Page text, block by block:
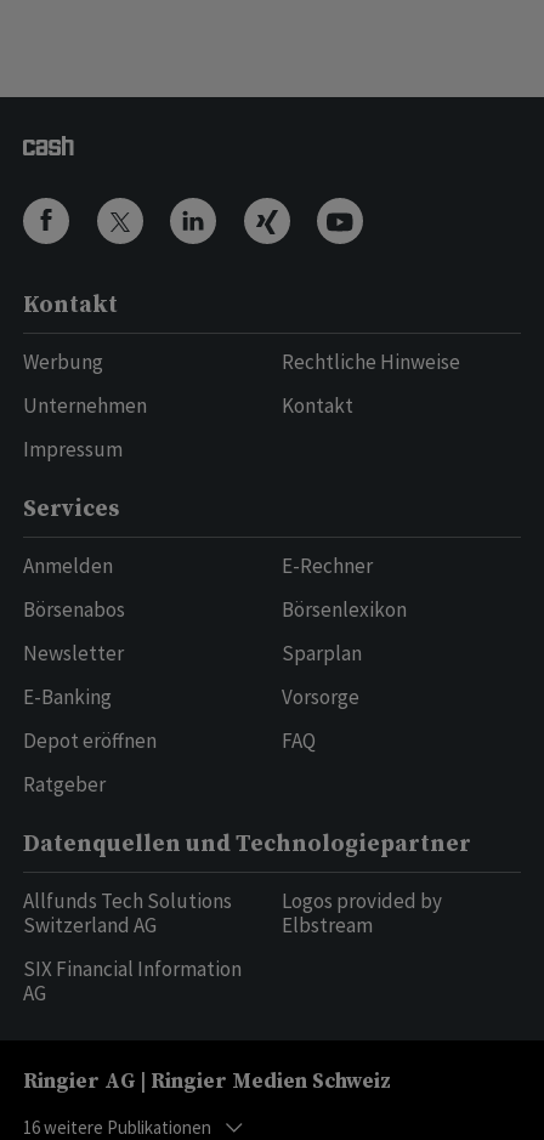
Kontakt
Werbung
Unternehmen
Impressum
Rechtliche Hinweise
Kontakt
Services
Anmelden
Börsenabos
Newsletter
E-Banking
Depot eröffnen
Ratgeber
E-Rechner
Börsenlexikon
Sparplan
Vorsorge
FAQ
Datenquellen und Technologiepartner
Allfunds Tech Solutions
Switzerland AG
SIX Financial Information
AG
Logos provided by
Elbstream
Ringier AG | Ringier Medien Schweiz
16weitere Publikationen